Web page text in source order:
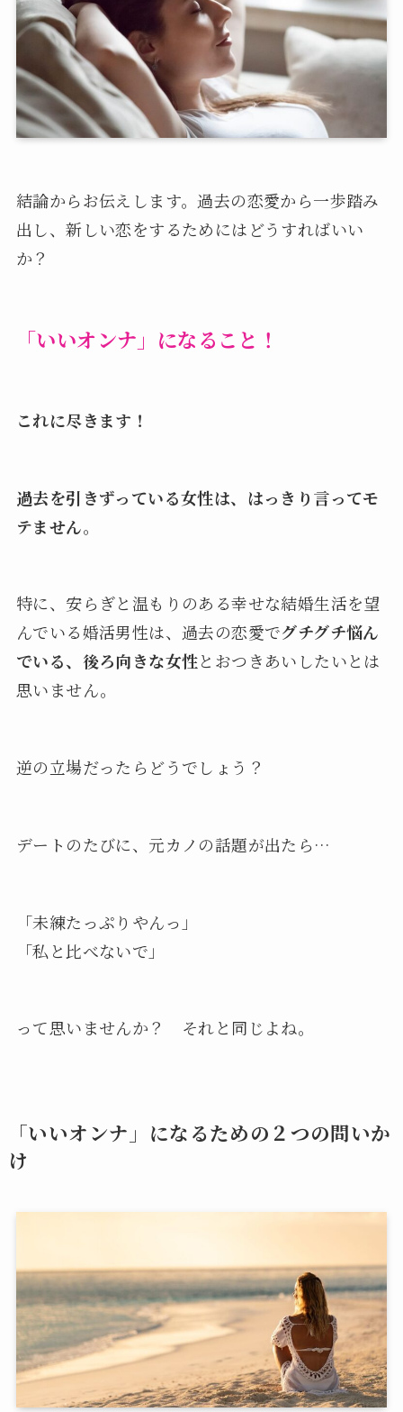
結論からお伝えします。過去の恋愛から一歩踏み
出し、新しい恋をするためにはどうすればいい
か？
「いいオンナ」になること！
これに尽きます！
過去を引きずっている女性は、はっきり言ってモ
テません。
特に、安らぎと温もりのある幸せな結婚生活を望
んでいる婚活男性は、過去の恋愛でグチグチ悩ん
でいる、後ろ向きな女性とおつきあいしたいとは
思いません。
逆の立場だったらどうでしょう？
デートのたびに、元カノの話題が出たら…
「未練たっぷりやんっ」
「私と比べないで」
って思いませんか？ それと同じよね。
「いいオンナ」になるための２つの問いか
け